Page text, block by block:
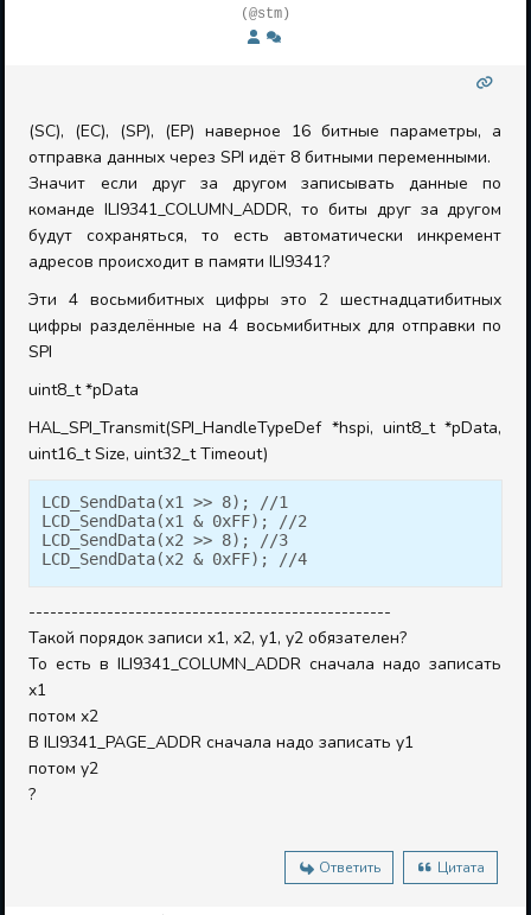
(@stm)
(SC), (EC), (SP), (EP) наверное 16 битные параметры, а
отправка данных через SPI идёт 8 битными переменными.
Значит если друг за другом записывать данные по
команде ILI9341_COLUMN_ADDR, то биты друг за другом
будут сохраняться, то есть автоматически инкремент
адресов происходит в памяти ILI9341?
Эти 4 восьмибитных цифры это 2 шестнадцатибитных
цифры разделённые на 4 восьмибитных для отправки по
SPI
uint8_t *pData
HAL_SPI_Transmit(SPI_HandleTypeDef *hspi, uint8_t *pData,
uint16_t Size, uint32_t Timeout)
LCD_SendData(x1 >> 8); //1
LCD_SendData(x1 & 0xFF); //2
LCD_SendData(x2 >> 8); //3
LCD_SendData(x2 & 0xFF); //4
---------------------------------------------------
Такой порядок записи x1, x2, y1, y2 обязателен?
То есть в ILI9341_COLUMN_ADDR сначала надо записать
x1
потом x2
В ILI9341_PAGE_ADDR сначала надо записать y1
потом y2
?
Ответить Цитата